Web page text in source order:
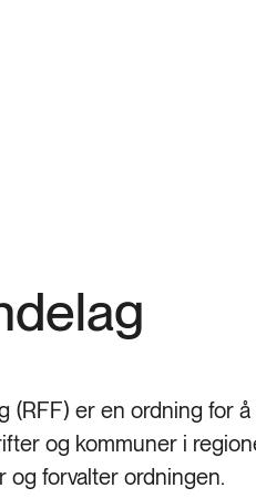
(RFF) er en ordning for
og kommuner i
og forvalter ordningen.